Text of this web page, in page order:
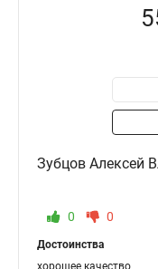
Зубцов Алексей
0 0
Достоинства
хорошее качество